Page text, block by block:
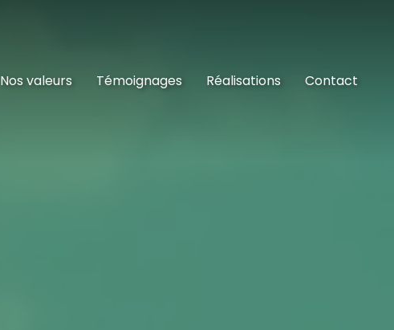
Nos valeurs Témoignages Réalisations Contact